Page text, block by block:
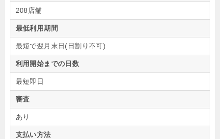
208店舗
最低利用期間
最短で翌月末日(日割り不可)
利用開始までの日数
最短即日
審査
あり
支払い方法